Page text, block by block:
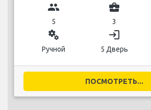
group
5
business_center
3
miscellaneous_services
Ручной
login
5 Дверь
ПОСМОТРЕТЬ...